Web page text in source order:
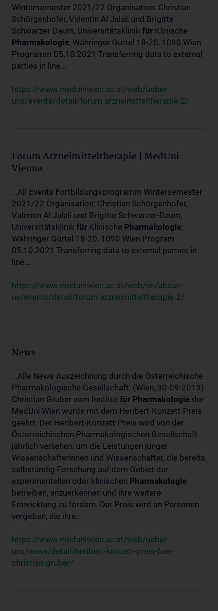
Wintersemester 2021/22 Organisation: Christian
Schörgenhofer, Valentin Al Jalali und Brigitte
Schwarzer-Daum, Universitätsklinik für Klinische
Pharmakologie, Währinger Gürtel 18-20, 1090 Wien
Programm 05.10.2021 Transferring data to external
parties in line...
https://www.meduniwien.ac.at/web/ueber-
uns/events/detail/forum-arzneimitteltherapie-2/
Forum Arzneimitteltherapie | MedUni
Vienna
...All Events Fortbildungsprogramm Wintersemester
2021/22 Organisation: Christian Schörgenhofer,
Valentin Al Jalali und Brigitte Schwarzer-Daum,
Universitätsklinik für Klinische Pharmakologie,
Währinger Gürtel 18-20, 1090 Wien Program
05.10.2021 Transferring data to external parties in
line...
https://www.meduniwien.ac.at/web/en/about-
us/events/detail/forum-arzneimitteltherapie-2/
News
...Alle News Auszeichnung durch die Österreichische
Pharmakologische Gesellschaft. (Wien, 30-09-2013)
Christian Gruber vom Institut für Pharmakologie der
MedUni Wien wurde mit dem Heribert-Konzett-Preis
geehrt. Der Heribert-Konzett-Preis wird von der
Österreichischen Pharmakologischen Gesellschaft
jährlich verliehen, um die Leistungen junger
Wissenschafterinnen und Wissenschafter, die bereits
selbständig Forschung auf dem Gebiet der
experimentellen oder klinischen Pharmakologie
betreiben, anzuerkennen und ihre weitere
Entwicklung zu fördern. Der Preis wird an Personen
vergeben, die ihre...
https://www.meduniwien.ac.at/web/ueber-
uns/news/detail/heribert-konzett-preis-fuer-
christian-gruber/